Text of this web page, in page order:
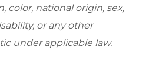
color, national origin, sex,
or any other
under applicable law.